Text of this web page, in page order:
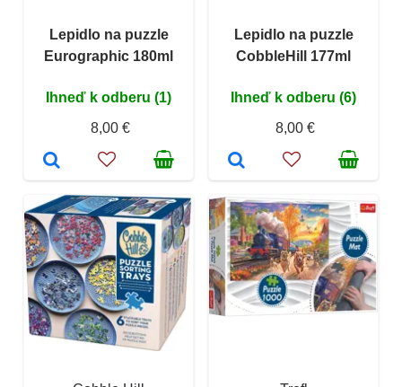
Lepidlo na puzzle
Eurographic 180ml
Ihneď k odberu (1)
8,00 €
Lepidlo na puzzle
CobbleHill 177ml
Ihneď k odberu (6)
8,00 €